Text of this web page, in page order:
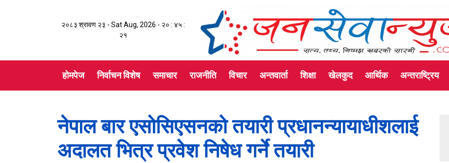
२०८३ श्रावण २३ - Sat Aug, 2026 - २० : ४५ :
२२
होमपेज निर्वाचन विशेष समाचार राजनीति विचार अन्तवार्ता शिक्षा खेलकुद आर्थिक अन्तराष्ट्रिय
नेपाल बार एसोसिएसनको तयारी प्रधानन्यायाधीशलाई
अदालत भित्र प्रवेश निषेध गर्ने तयारी